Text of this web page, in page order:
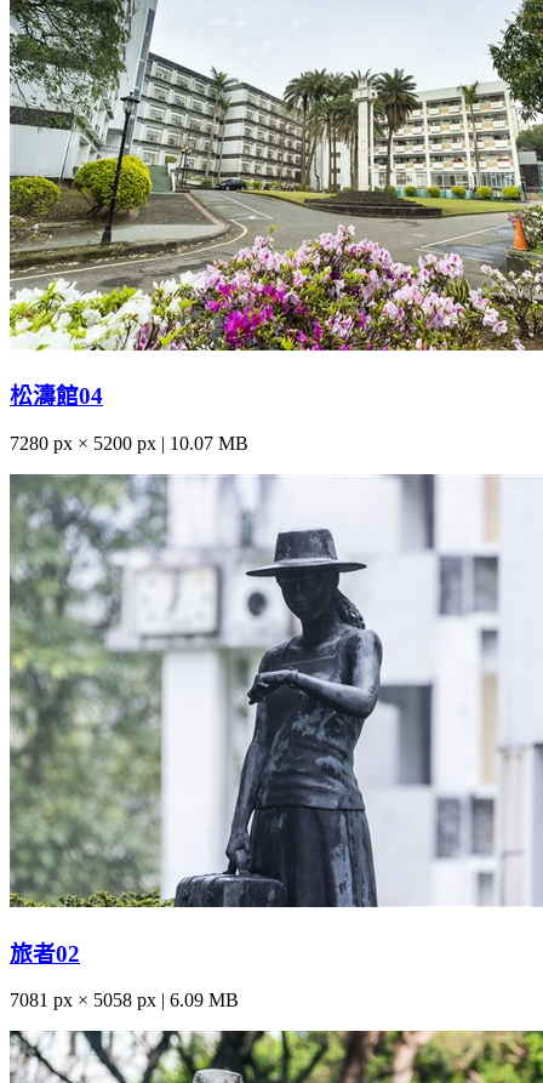
松濤館04
7280 px × 5200 px | 10.07 MB
旅者02
7081 px × 5058 px | 6.09 MB